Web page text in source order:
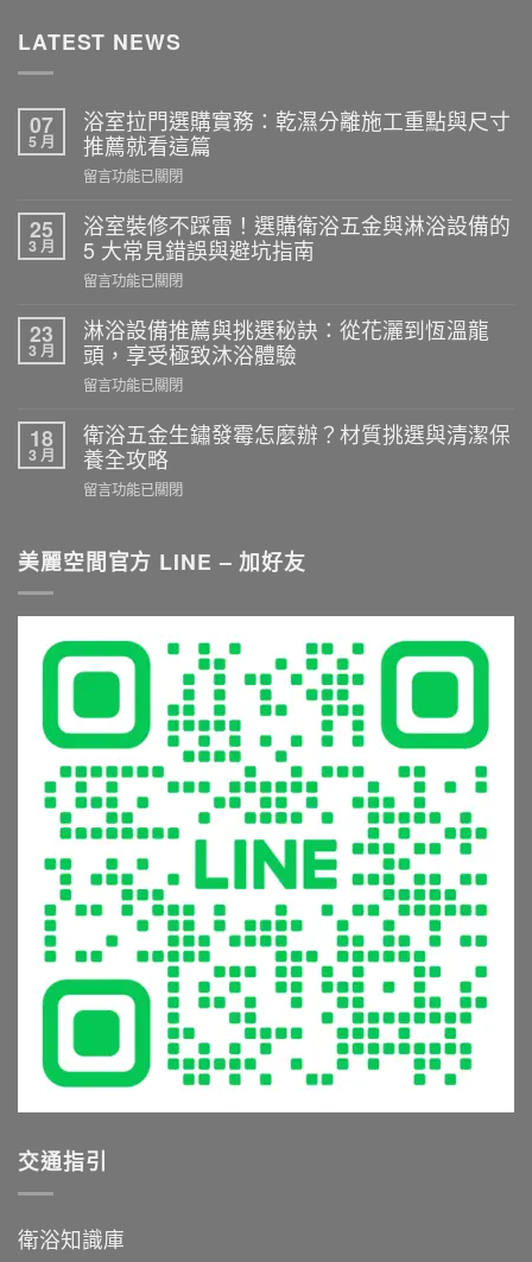
LATEST NEWS
07
5 月
浴室拉門選購實務：乾濕分離施工重點與尺寸
推薦就看這篇
在
室
拉
門
選
實
務：
乾
分
離
施
工
與
薦
就
這
篇〉
中
留言功能已關閉
25
3 月
浴室裝修不踩雷！選購衛浴五金與淋浴設備的
5 大常見錯誤與避坑指南
在
室
裝
修
不
雷！
選
購
五
金
淋
浴
設
5
大
常
見
誤
避
坑
南〉
中
留言功能已關閉
23
3 月
淋浴設備推薦與挑選秘訣：從花灑到恆溫龍
頭，享受極致沐浴體驗
在
浴
設
備
推
挑
從
花
到
恆
溫
龍
頭，
享
極
致
沐
浴
體
驗〉
中
留言功能已關閉
18
3 月
衛浴五金生鏽發霉怎麼辦？材質挑選與清潔保
養全攻略
在
五
金
鏽
發
霉
麼
辦？
質
挑
選
與
清
潔
保
全
攻
略〉
留言功能已關閉
美麗空間官方 LINE – 加好友
交通指引
衛浴知識庫